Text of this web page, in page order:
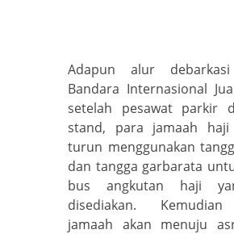
Adapun alur
Bandara Internasional
setelah pesawat parkir
stand, para jamaah haji
turun menggunakan
dan tangga garbarata
bus angkutan haji
disediakan.
jamaah akan menuju